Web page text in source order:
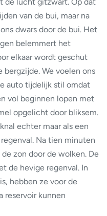
van de bui, maar na
dwars door de bui. Het
belemmert het
elkaar wordt geschut
We voelen ons
auto tijdelijk stil omdat
vol beginnen lopen met
opgelicht door bliksem.
echter maar als een
Na tien minuten
zon door de wolken. De
de hevige regenval. In
hebben ze voor de
reservoir kunnen